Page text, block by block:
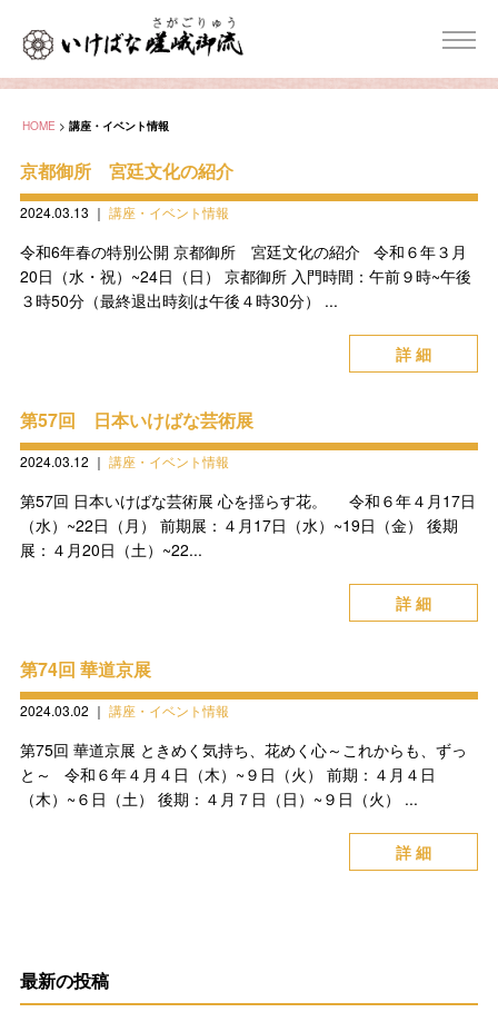
HOME > 講座・イベント情報
京都御所 宮廷文化の紹介
2024.03.13 ｜ 講座・イベント情報
令和6年春の特別公開 京都御所 宮廷文化の紹介 令和６年３月
20日（水・祝）~24日（日） 京都御所 入門時間：午前９時~午後
３時50分（最終退出時刻は午後４時30分） ...
詳 細
第57回 日本いけばな芸術展
2024.03.12 ｜ 講座・イベント情報
第57回 日本いけばな芸術展 心を揺らす花。 令和６年４月17日
（水）~22日（月） 前期展：４月17日（水）~19日（金） 後期
展：４月20日（土）~22...
詳 細
第74回 華道京展
2024.03.02 ｜ 講座・イベント情報
第75回 華道京展 ときめく気持ち、花めく心～これからも、ずっ
と～ 令和６年４月４日（木）~９日（火） 前期：４月４日
（木）~６日（土） 後期：４月７日（日）~９日（火） ...
詳 細
最新の投稿